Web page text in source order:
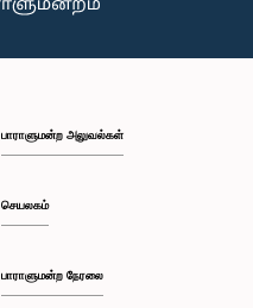
பாராளுமன்ற அலுவல்கள்
செயலகம்
பாராளுமன்ற நேரலை